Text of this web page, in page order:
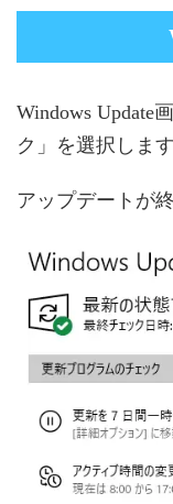
Windows Update
ク」を選択します
アップデートが